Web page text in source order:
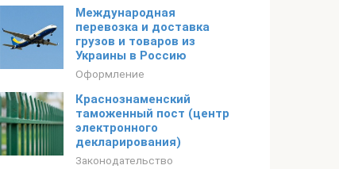
Международная
перевозка и доставка
грузов и товаров из
Украины в Россию
Оформление
Краснознаменский
таможенный пост (центр
электронного
декларирования)
Законодательство